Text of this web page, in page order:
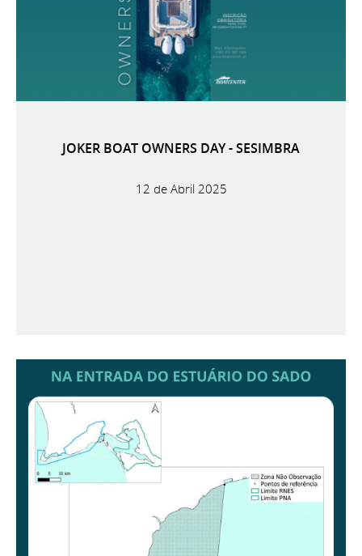
JOKER BOAT OWNERS DAY - SESIMBRA
12 de Abril 2025